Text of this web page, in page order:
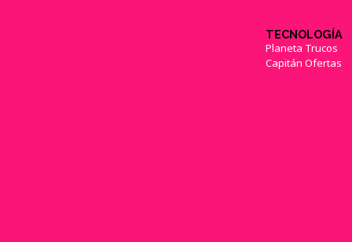
TECNOLOGÍA
Planeta Trucos
Capitán Ofertas